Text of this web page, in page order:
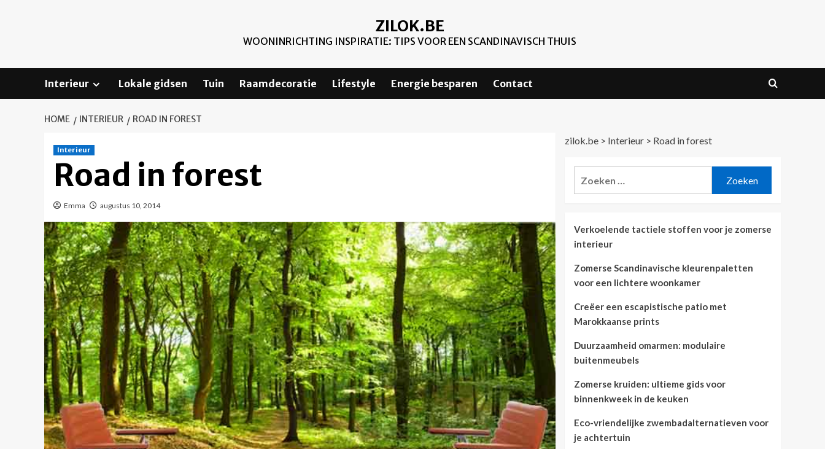
ZILOK.BE
WOONINRICHTING INSPIRATIE: TIPS VOOR EEN SCANDINAVISCH THUIS
Interieur Lokale gidsen Tuin Raamdecoratie Lifestyle Energie besparen Contact
HOME INTERIEUR ROAD IN FOREST
Interieur
Road in forest
Emma augustus 10, 2014
zilok.be> Interieur> Road in forest
Verkoelende tactiele stoffen voor je zomerse
interieur
Zomerse Scandinavische kleurenpaletten
voor een lichtere woonkamer
Creëer een escapistische patio met
Marokkaanse prints
Duurzaamheid omarmen: modulaire
buitenmeubels
Zomerse kruiden: ultieme gids voor
binnenkweek in de keuken
Eco-vriendelijke zwembadalternatieven voor
je achtertuin